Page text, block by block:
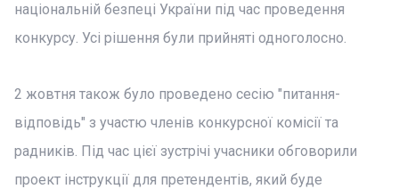
національній безпеці України під час проведення
конкурсу. Усі рішення були прийняті одноголосно.
2 жовтня також було проведено сесію "питання-
відповідь" з участю членів конкурсної комісії та
радників. Під час цієї зустрічі учасники обговорили
проект інструкції для претендентів, який буде